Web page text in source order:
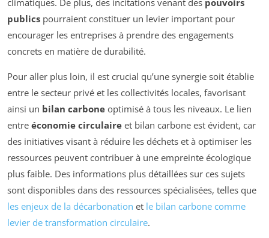
publics pourraient constituer un levier important pour
encourager les entreprises à prendre des engagements
concrets en matière de durabilité.
Pour aller plus loin, il est crucial qu’une synergie soit établie
entre le secteur privé et les collectivités locales, favorisant
ainsi un bilan carbone optimisé à tous les niveaux. Le lien
entre économie circulaire et bilan carbone est évident, car
des initiatives visant à réduire les déchets et à optimiser les
ressources peuvent contribuer à une empreinte écologique
plus faible. Des informations plus détaillées sur ces sujets
sont disponibles dans des ressources spécialisées, telles que
les enjeux de la décarbonation et le bilan carbone comme
levier de transformation circulaire.